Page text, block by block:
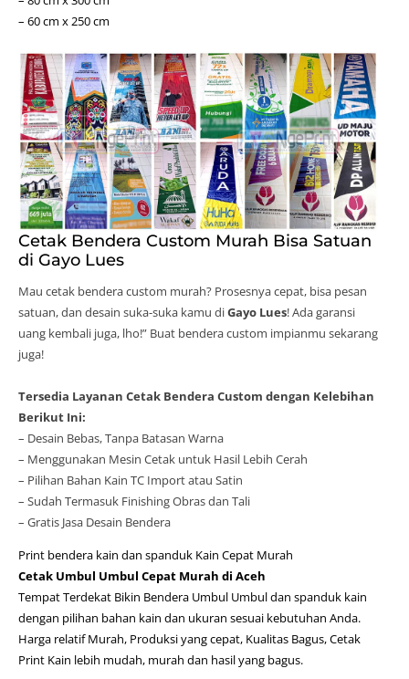
– 60 cm x 250 cm
Cetak Bendera Custom Murah Bisa Satuan
di Gayo Lues
Mau cetak bendera custom murah? Prosesnya cepat, bisa pesan
satuan, dan desain suka-suka kamu diGayo Lues! Ada garansi
uang kembali juga, lho!” Buat bendera custom impianmu sekarang
juga!
Tersedia Layanan Cetak Bendera Custom dengan Kelebihan
Berikut Ini:
– Desain Bebas, Tanpa Batasan Warna
– Menggunakan Mesin Cetak untuk Hasil Lebih Cerah
– Pilihan Bahan Kain TC Import atau Satin
– Sudah Termasuk Finishing Obras dan Tali
– Gratis Jasa Desain Bendera
Print bendera kain dan spanduk Kain Cepat Murah
Cetak Umbul Umbul Cepat Murah di Aceh
Tempat Terdekat Bikin Bendera Umbul Umbul dan spanduk kain
dengan pilihan bahan kain dan ukuran sesuai kebutuhan Anda.
Harga relatif Murah, Produksi yang cepat, Kualitas Bagus, Cetak
Print Kain lebih mudah, murah dan hasil yang bagus.